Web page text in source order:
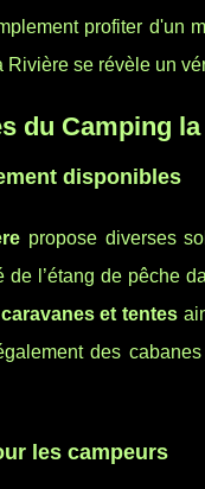
profiter d'un
Rivière se révèle un
du Camping
disponibles
propose diverses
de l’étang de pêche
et tentes
des
les campeurs